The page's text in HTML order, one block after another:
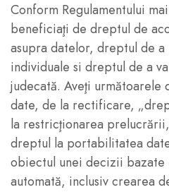
Conform Regulamentului
beneficiaţi de dreptul de
asupra datelor, dreptul de
individuale si dreptul de a
judecată. Aveţi următoarele
date, de la rectificare,
la restricţionarea
dreptul la portabilitatea
obiectul unei decizii bazate
automată, inclusiv crearea